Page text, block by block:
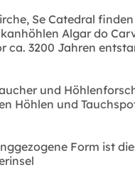
Se Catedral
Algar do
ca. 3200 Jahren
und
Höhlen und
Form ist